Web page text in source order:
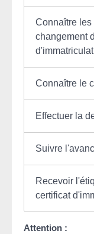
Connaître les
changement
Connaître le
Effectuer la
Suivre
Recevoir
certificat
Attention :